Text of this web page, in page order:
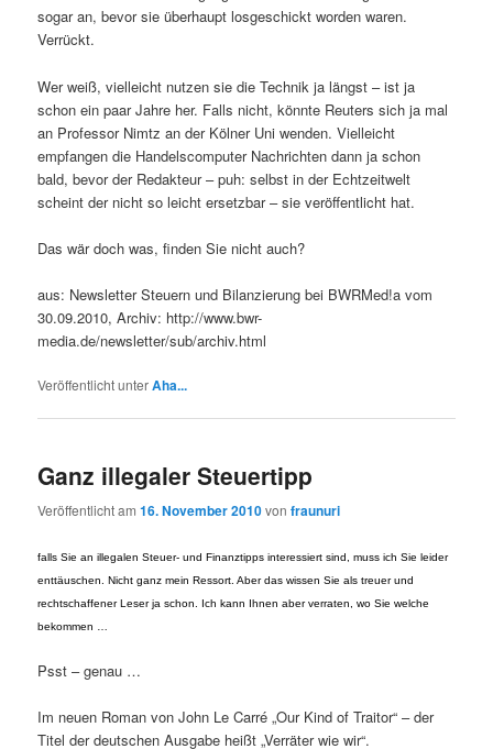
sogar an, bevor sie überhaupt losgeschickt worden waren.
Verrückt.
Wer weiß, vielleicht nutzen sie die Technik ja längst – ist ja
schon ein paar Jahre her. Falls nicht, könnte Reuters sich ja mal
an Professor Nimtz an der Kölner Uni wenden. Vielleicht
empfangen die Handelscomputer Nachrichten dann ja schon
bald, bevor der Redakteur – puh: selbst in der Echtzeitwelt
scheint der nicht so leicht ersetzbar – sie veröffentlicht hat.
Das wär doch was, finden Sie nicht auch?
aus: Newsletter Steuern und Bilanzierung bei BWRMed!a vom
30.09.2010, Archiv: http://www.bwr-
media.de/newsletter/sub/archiv.html
Veröffentlicht unterAha...
Ganz illegaler Steuertipp
Veröffentlicht am16. November 2010vonfraunuri
falls Sie an illegalen Steuer- und Finanztipps interessiert sind, muss ich Sie leider
enttäuschen. Nicht ganz mein Ressort. Aber das wissen Sie als treuer und
rechtschaffener Leser ja schon. Ich kann Ihnen aber verraten, wo Sie welche
bekommen …
Psst – genau …
Im neuen Roman von John Le Carré „Our Kind of Traitor“ – der
Titel der deutschen Ausgabe heißt „Verräter wie wir“.